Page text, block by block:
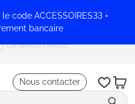
code ACCESSOIRES33 +
bancaire
Nous contacter